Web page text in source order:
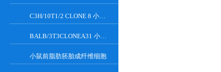
C3H/10T1/2 CLONE 8 小鼠胚胎成纤维细胞系
BALB/3T3CLONEA31 小鼠胚胎成纤维细胞
小鼠前脂肪胚胎成纤维细胞